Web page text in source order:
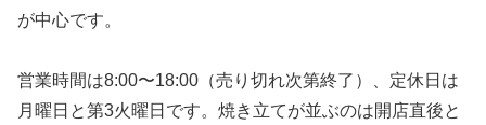
が中心です。
営業時間は8:00〜18:00（売り切れ次第終了）、定休日は
月曜日と第3火曜日です。焼き立てが並ぶのは開店直後と